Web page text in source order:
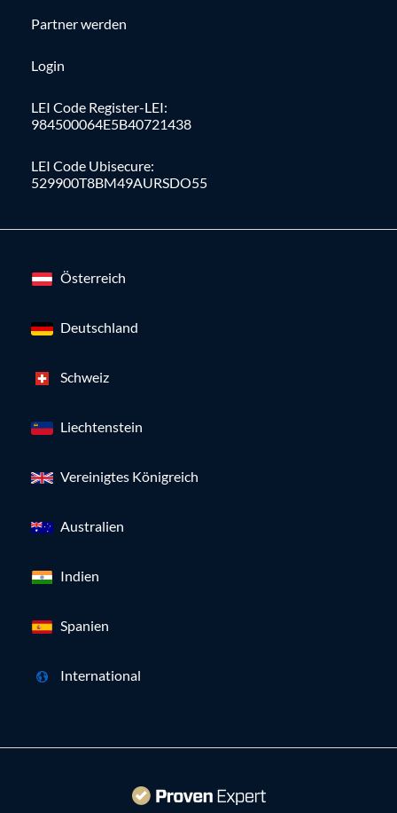
Partner werden
Login
LEI Code Register-LEI:
984500064E5B40721438
LEI Code Ubisecure:
529900T8BM49AURSDO55
Österreich
Deutschland
Schweiz
Liechtenstein
Vereinigtes Königreich
Australien
Indien
Spanien
International